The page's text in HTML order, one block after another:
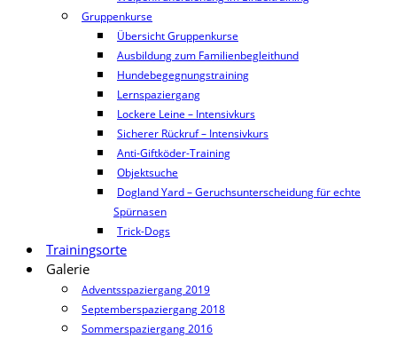
Gruppenkurse
Übersicht Gruppenkurse
Ausbildung zum Familienbegleithund
Hundebegegnungstraining
Lernspaziergang
Lockere Leine – Intensivkurs
Sicherer Rückruf – Intensivkurs
Anti-Giftköder-Training
Objektsuche
Dogland Yard – Geruchsunterscheidung für echte
Spürnasen
Trick-Dogs
Trainingsorte
Galerie
Adventsspaziergang 2019
Septemberspaziergang 2018
Sommerspaziergang 2016